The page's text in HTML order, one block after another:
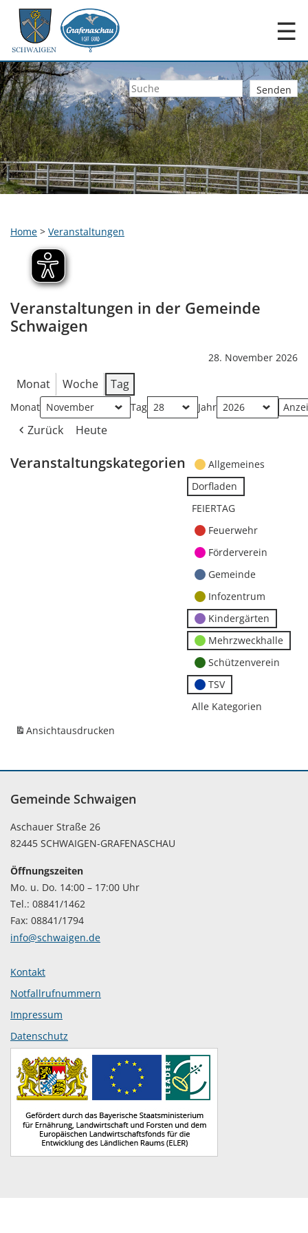
☰
Home > Veranstaltungen
Veranstaltungen in der Gemeinde
Schwaigen
28. November 2026
Monat Woche Tag
Monat Tag Jahr
Zurück Heute
Veranstaltungskategorien
Allgemeines
Dorfladen
FEIERTAG
Feuerwehr
Förderverein
Gemeinde
Infozentrum
Kindergärten
Mehrzweckhalle
Schützenverein
TSV
Alle Kategorien
Ansichtausdrucken
Gemeinde Schwaigen
Aschauer Straße 26
82445 SCHWAIGEN-GRAFENASCHAU
Öffnungszeiten
Mo. u. Do. 14:00 – 17:00 Uhr
Tel.: 08841/1462
Fax: 08841/1794
info@schwaigen.de
Kontakt
Notfallrufnummern
Impressum
Datenschutz